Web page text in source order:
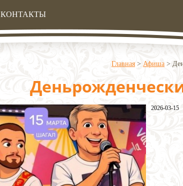
КОНТАКТЫ
Главная> Афиша >
2026-03-15